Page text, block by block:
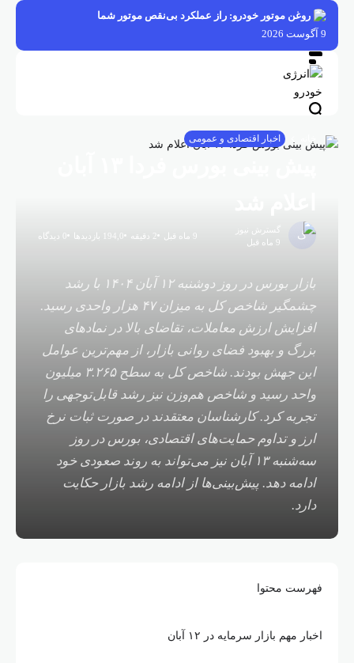
رفتن
محتوا
روغن موتور خودرو: راز عملکرد بی‌نقص موتور شما
9 آگوست 2026
اخبار اقتصادی و عمومی
گسترش نیوز
9 ماه قبل
9 ماه قبل 194,0 بازدیدها 0 دیدگاه
بازار بورس در روز دوشنبه ۱۲ آبان ۱۴۰۴ با رشد
چشمگیر شاخص کل به میزان ۴۷ هزار واحدی رسید.
افزایش ارزش معاملات، تقاضای بالا در نمادهای
بزرگ و بهبود فضای روانی بازار، از مهم‌ترین عوامل
این جهش بودند. شاخص کل به سطح ۳.۲۶۵ میلیون
واحد رسید و شاخص هم‌وزن نیز رشد قابل‌توجهی را
تجربه کرد. کارشناسان معتقدند در صورت ثبات نرخ
ارز و تداوم حمایت‌های اقتصادی، بورس در روز
سه‌شنبه ۱۳ آبان نیز می‌تواند به روند صعودی خود
ادامه دهد. پیش‌بینی‌ها از ادامه رشد بازار حکایت
دارد.
فهرست محتوا
اخبار مهم بازار سرمایه در ۱۲ آبان